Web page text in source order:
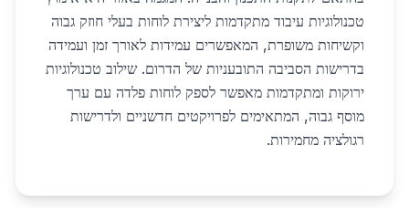
טכנולוגיות עיבוד מתקדמות ליצירת לוחות בעלי חוזק גבוה
וקשיחות משופרת, המאפשרים עמידות לאורך זמן ועמידה
בדרישות הסביבה התובעניות של הדרום. שילוב טכנולוגיות
ירוקות ומתקדמות מאפשר לספק לוחות פלדה עם ערך
מוסף גבוה, המתאימים לפרויקטים חדשניים ולדרישות
רגולציה מחמירות.